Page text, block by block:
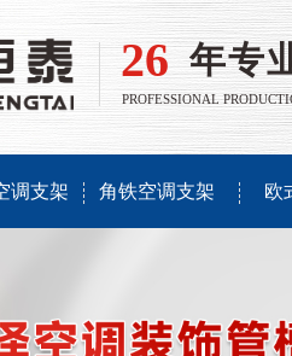
调支架 角铁空调支架 欧
年专
26
PROFESSIONAL